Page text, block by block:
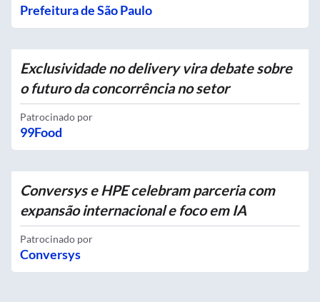
Prefeitura de São Paulo
Exclusividade no delivery vira debate sobre
o futuro da concorrência no setor
Patrocinado por
99Food
Conversys e HPE celebram parceria com
expansão internacional e foco em IA
Patrocinado por
Conversys